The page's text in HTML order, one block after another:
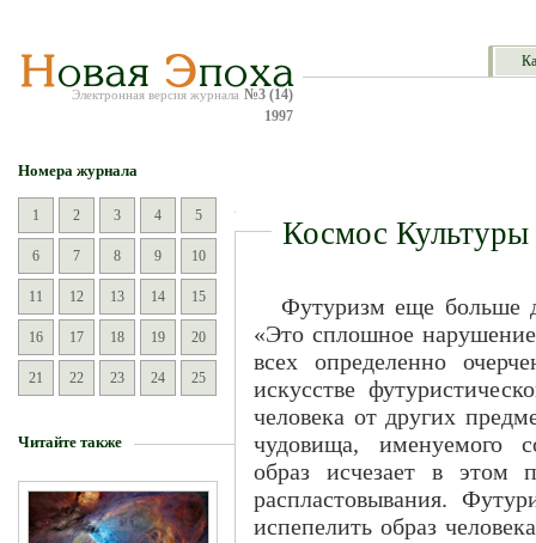
Электронная версия журнала №3 (14)
1997
Номера журнала
1 2 3 4 5
6 7 8 9 10
11 12 13 14 15
16 17 18 19 20
21 22 23 24 25
Читайте также
Космос Культуры
Футуризм еще больше
«Это сплошное
всех определенно
искусстве
человека от других
чудовища, именуемого
образ исчезает в этом
распластовывания.
испепелить образ